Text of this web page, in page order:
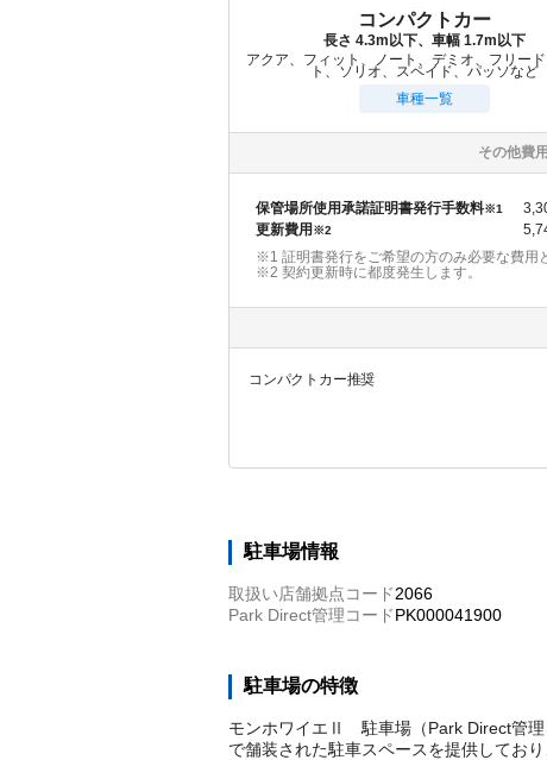
コンパクトカー
長さ 4.3m以下、車幅 1.7m以下
アクア、フィット、ノート、デミオ、フリー
ト、ソリオ、スペイド、パッソなど
車種一覧
その他費用
保管場所使用承諾証明書発行手数料※1
更新費用※2
※1 証明書発行をご希望の方のみ必要な費用
※2 契約更新時に都度発生します。
コンパクトカー推奨
駐車場情報
取扱い店舗拠点コード2066
Park Direct管理コードPK000041900
駐車場の特徴
モンホワイエⅡ 駐車場（Park Direct管理
で舗装された駐車スペースを提供してお